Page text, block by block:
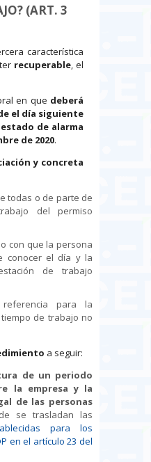
(ART. 3
característica
recuperable, el
en que deberá
el día siguiente
de alarma
de 2020.
y concreta
todas o de parte de
del permiso
con que la persona
conocer el día y la
de trabajo
para la
de trabajo no
a seguir:
de un periodo
la empresa y la
de las personas
se trasladan las
para los
en el artículo 23 del